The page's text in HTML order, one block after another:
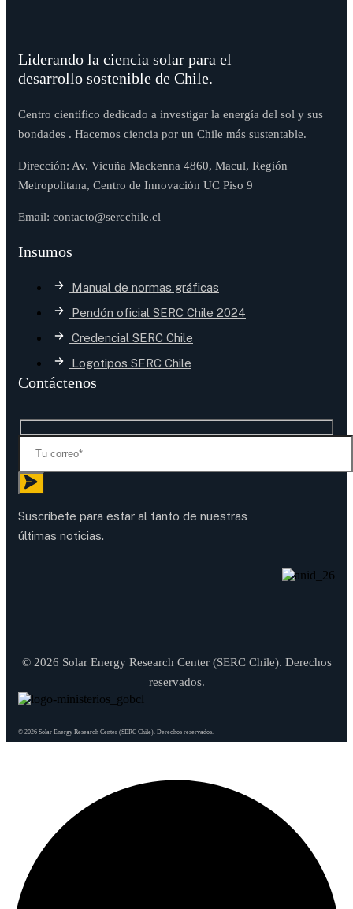
Liderando la ciencia solar para el
desarrollo sostenible de Chile.
Centro científico dedicado a investigar la energía del sol y sus
bondades . Hacemos ciencia por un Chile más sustentable.
Dirección: Av. Vicuña Mackenna 4860, Macul, Región
Metropolitana, Centro de Innovación UC Piso 9
Email: contacto@sercchile.cl
Insumos
Manual de normas gráficas
Pendón oficial SERC Chile 2024
Credencial SERC Chile
Logotipos SERC Chile
Contáctenos
Suscríbete para estar al tanto de nuestras
últimas noticias.
© 2026 Solar Energy Research Center (SERC Chile). Derechos
reservados.
© 2026 Solar Energy Research Center (SERC Chile). Derechos reservados.